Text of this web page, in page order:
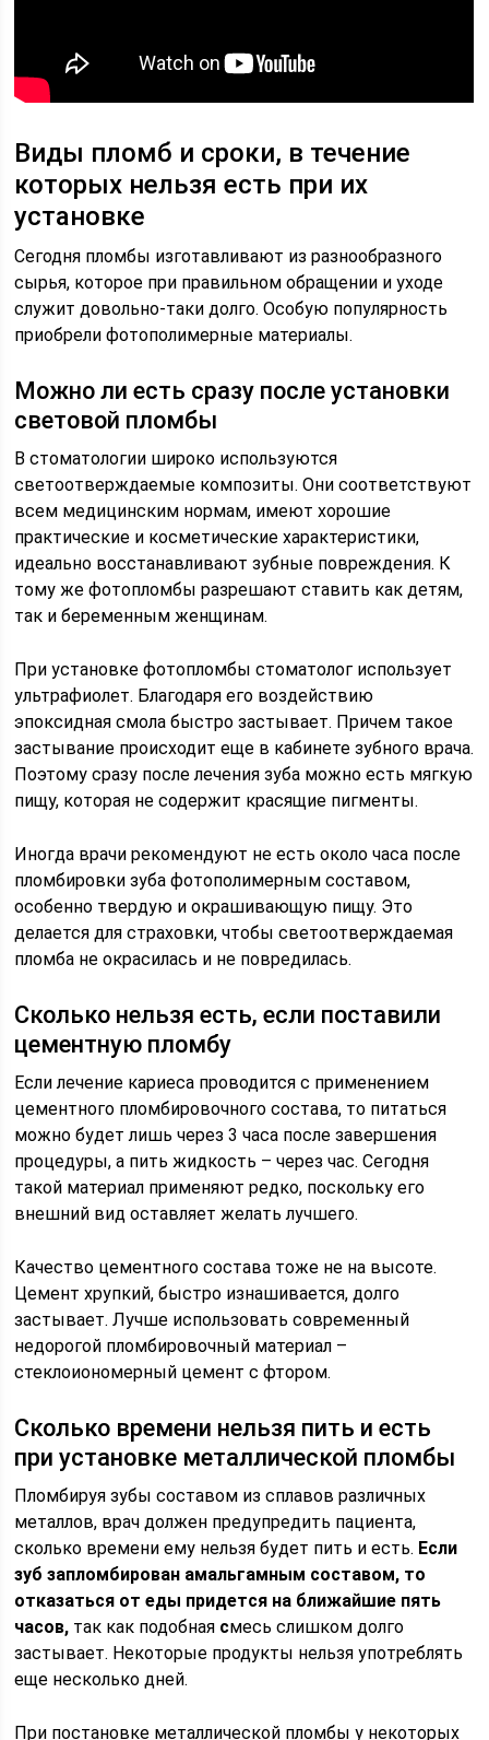
Виды пломб и сроки, в течение
которых нельзя есть при их
установке
Сегодня пломбы изготавливают из разнообразного
сырья, которое при правильном обращении и уходе
служит довольно-таки долго. Особую популярность
приобрели фотополимерные материалы.
Можно ли есть сразу после установки
световой пломбы
В стоматологии широко используются
светоотверждаемые композиты. Они соответствуют
всем медицинским нормам, имеют хорошие
практические и косметические характеристики,
идеально восстанавливают зубные повреждения. К
тому же фотопломбы разрешают ставить как детям,
так и беременным женщинам.
При установке фотопломбы стоматолог использует
ультрафиолет. Благодаря его воздействию
эпоксидная смола быстро застывает. Причем такое
застывание происходит еще в кабинете зубного врача.
Поэтому сразу после лечения зуба можно есть мягкую
пищу, которая не содержит красящие пигменты.
Иногда врачи рекомендуют не есть около часа после
пломбировки зуба фотополимерным составом,
особенно твердую и окрашивающую пищу. Это
делается для страховки, чтобы светоотверждаемая
пломба не окрасилась и не повредилась.
Сколько нельзя есть, если поставили
цементную пломбу
Если лечение кариеса проводится с применением
цементного пломбировочного состава, то питаться
можно будет лишь через 3 часа после завершения
процедуры, а пить жидкость – через час. Сегодня
такой материал применяют редко, поскольку его
внешний вид оставляет желать лучшего.
Качество цементного состава тоже не на высоте.
Цемент хрупкий, быстро изнашивается, долго
застывает. Лучше использовать современный
недорогой пломбировочный материал –
стеклоиономерный цемент с фтором.
Сколько времени нельзя пить и есть
при установке металлической пломбы
Пломбируя зубы составом из сплавов различных
металлов, врач должен предупредить пациента,
сколько времени ему нельзя будет пить и есть. Если
зуб запломбирован амальгамным составом, то
отказаться от еды придется на ближайшие пять
часов, так как подобная смесь слишком долго
застывает. Некоторые продукты нельзя употреблять
еще несколько дней.
При постановке металлической пломбы у некоторых